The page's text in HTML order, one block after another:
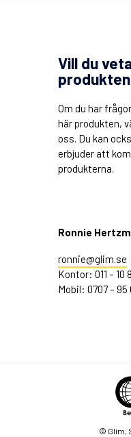
Vill du
Om du har
här produkten,
oss. Du kan
erbjuder att
produkterna.
Ronnie
ronnie@glim.se
Kontor: 011 – 10
Mobil: 0707 – 95
© Glim,